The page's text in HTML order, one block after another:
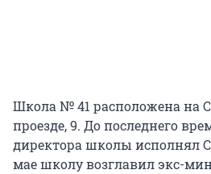
Школа № 41 расположена на
проезде, 9. До последнего
директора школы исполнял
мае школу возглавил экс-